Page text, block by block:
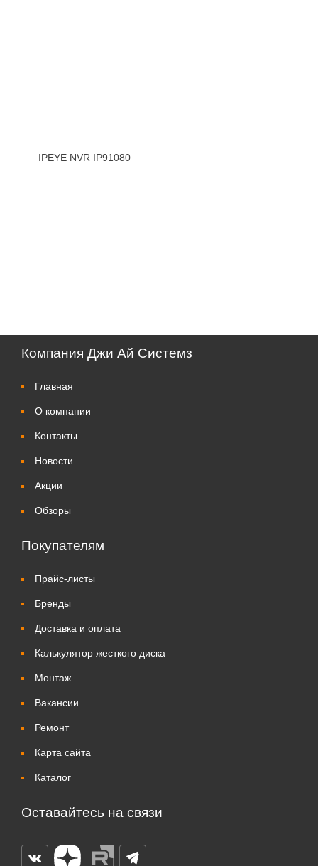
IPEYE NVR IP91080
Компания Джи Ай Системз
Главная
О компании
Контакты
Новости
Акции
Обзоры
Покупателям
Прайс-листы
Бренды
Доставка и оплата
Калькулятор жесткого диска
Монтаж
Вакансии
Ремонт
Карта сайта
Каталог
Оставайтесь на связи